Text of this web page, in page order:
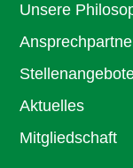
Unsere
Aktuelles
Mitgliedschaft